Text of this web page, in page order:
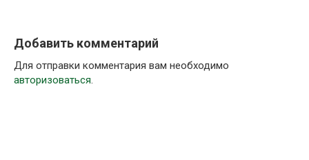
Добавить комментарий
Для отправки комментария вам необходимо
авторизоваться.